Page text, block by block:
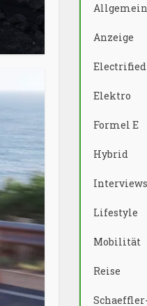
Allgemein
Anzeige
Elektro
Formel E
Hybrid
Interviews
Lifestyle
Mobilität
Reise